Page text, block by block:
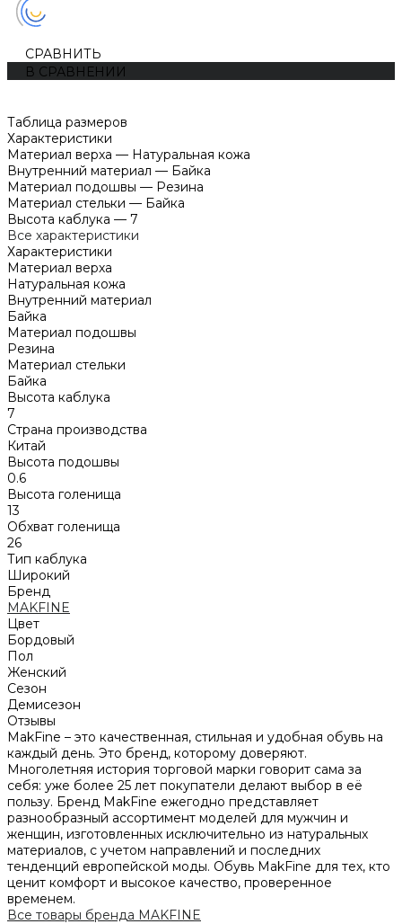
СРАВНИТЬ
В СРАВНЕНИИ
Таблица размеров
Характеристики
Материал верха — Натуральная кожа
Внутренний материал — Байка
Материал подошвы — Резина
Материал стельки — Байка
Высота каблука — 7
Все характеристики
Характеристики
Материал верха
Натуральная кожа
Внутренний материал
Байка
Материал подошвы
Резина
Материал стельки
Байка
Высота каблука
7
Страна производства
Китай
Высота подошвы
0.6
Высота голенища
13
Обхват голенища
26
Тип каблука
Широкий
Бренд
MAKFINE
Цвет
Бордовый
Пол
Женский
Сезон
Демисезон
Отзывы
MakFine – это качественная, стильная и удобная обувь на
каждый день. Это бренд, которому доверяют.
Многолетняя история торговой марки говорит сама за
себя: уже более 25 лет покупатели делают выбор в её
пользу. Бренд MakFine ежегодно представляет
разнообразный ассортимент моделей для мужчин и
женщин, изготовленных исключительно из натуральных
материалов, с учетом направлений и последних
тенденций европейской моды. Обувь MakFine для тех, кто
ценит комфорт и высокое качество, проверенное
временем.
Все товары бренда MAKFINE